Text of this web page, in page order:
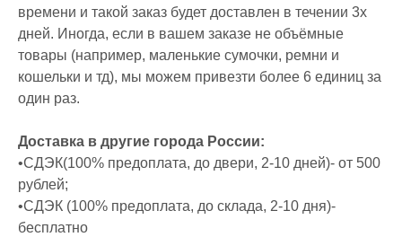
времени и такой заказ будет доставлен в течении 3х
дней. Иногда, если в вашем заказе не объёмные
товары (например, маленькие сумочки, ремни и
кошельки и тд), мы можем привезти более 6 единиц за
один раз.
Доставка в другие города России:
•СДЭК(100% предоплата, до двери, 2-10 дней)- от 500
рублей;
•СДЭК (100% предоплата, до склада, 2-10 дня)-
бесплатно